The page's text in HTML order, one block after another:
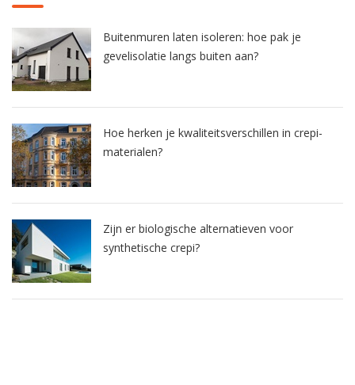
Buitenmuren laten isoleren: hoe pak je
gevelisolatie langs buiten aan?
Hoe herken je kwaliteitsverschillen in crepi-
materialen?
Zijn er biologische alternatieven voor
synthetische crepi?